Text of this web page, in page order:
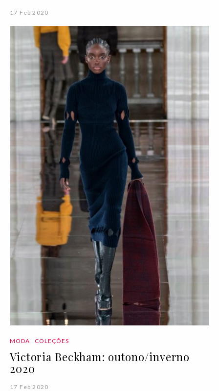
17 Feb 2020
MODA COLEÇÕES
Victoria Beckham: outono/inverno
2020
17 Feb 2020